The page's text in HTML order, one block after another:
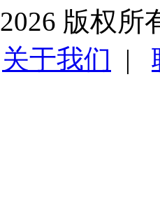
版权所
关于我们 |